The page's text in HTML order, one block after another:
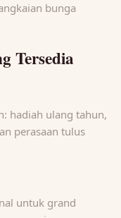
bunga
Tersedia
hadiah ulang tahun,
perasaan tulus
untuk grand